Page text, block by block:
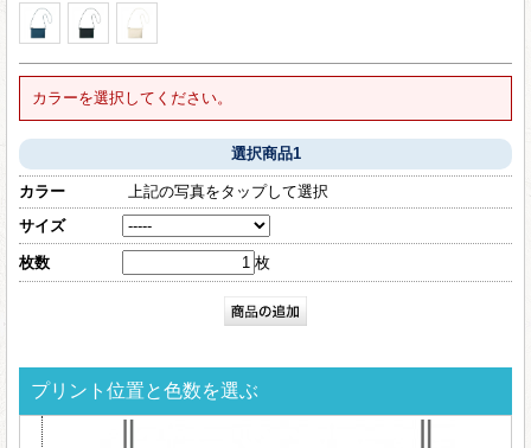
カラーを選択してください。
選択商品1
カラー
上記の写真をタップして選択
サイズ
枚数 枚
プリント位置と色数を選ぶ